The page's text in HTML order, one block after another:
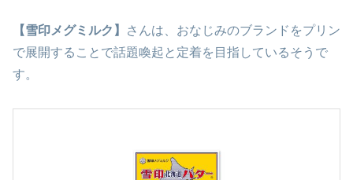
【雪印メグミルク】
さんは、おなじみのブランドをプリン
で展開することで話題喚起と定着を目指しているそうで
す。